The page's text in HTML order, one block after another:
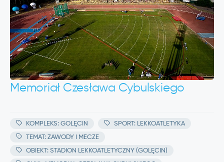
Memoriał Czesława Cybulskiego
KOMPLEKS: GOLĘCIN SPORT: LEKKOATLETYKA
TEMAT: ZAWODY I MECZE
OBIEKT: STADION LEKKOATLETYCZNY (GOLĘCIN)